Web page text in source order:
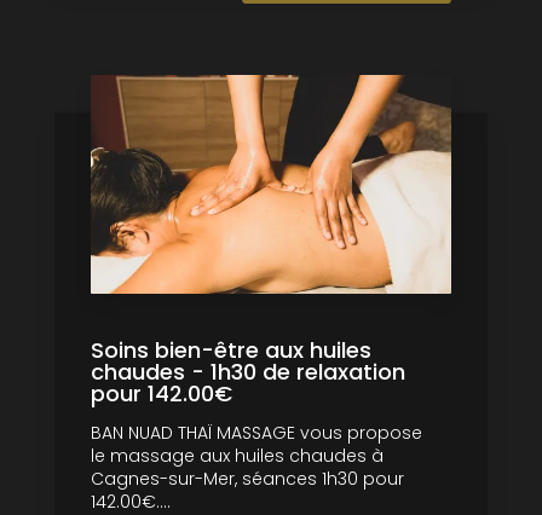
Soins bien-être aux huiles
chaudes - 1h30 de relaxation
pour 142.00€
BAN NUAD THAÏ MASSAGE vous propose
le massage aux huiles chaudes à
Cagnes-sur-Mer, séances 1h30 pour
142.00€....